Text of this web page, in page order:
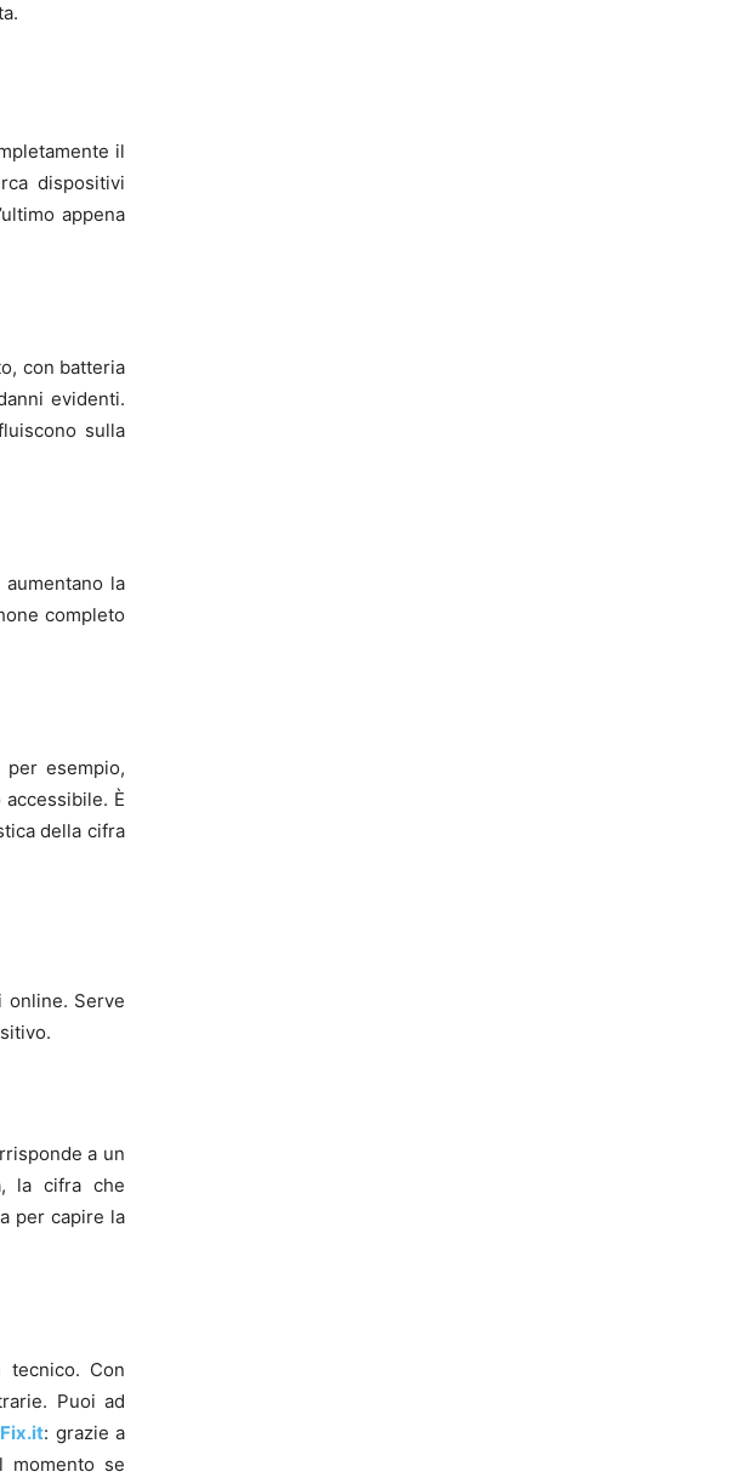
il
dispositivi
appena
con batteria
evidenti.
sulla
la
completo
per esempio,
È
della cifra
online. Serve
a un
la cifra che
per capire la
tecnico. Con
Puoi ad
: grazie a
momento se